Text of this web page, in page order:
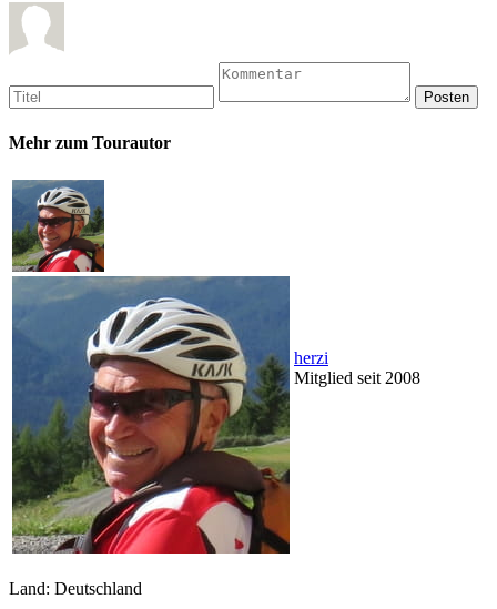
Mehr zum Tourautor
herzi
Mitglied seit 2008
Land: Deutschland